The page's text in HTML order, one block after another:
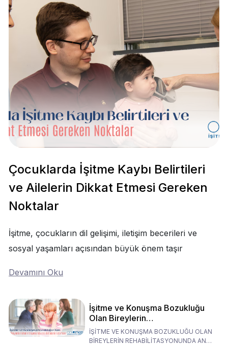
Çocuklarda İşitme Kaybı Belirtileri
ve Ailelerin Dikkat Etmesi Gereken
Noktalar
İşitme, çocukların dil gelişimi, iletişim becerileri ve
sosyal yaşamları açısından büyük önem taşır
Devamını Oku
İşitme ve Konuşma Bozukluğu
Olan Bireylerin
Rehabilitasyonunda Ana
Babaların Tutumları
İŞİTME VE KONUŞMA BOZUKLUĞU OLAN
BİREYLERİN REHABİLİTASYONUNDA ANA